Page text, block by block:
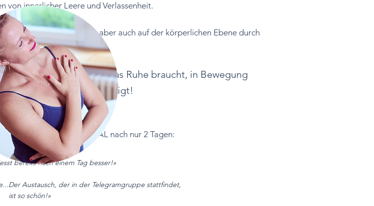
von innerlicher Leere und Verlassenheit.
emotional, besonders aber auch auf der körperlichen Ebene durch
wahrzunehmen, ob etwas Ruhe braucht, in Bewegung
einen Shiftwechsel benötigt!
EMPOWERMENT RITUAL nach nur 2 Tagen:
bereits nach einem Tag besser!»
Austausch, der in der Telegramgruppe stattfindet,
ist so schön!»